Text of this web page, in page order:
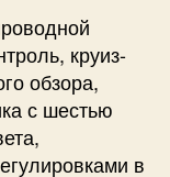
круиз-
обзора,
с шестью
в